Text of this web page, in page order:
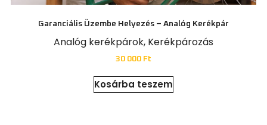
Garanciális Üzembe Helyezés – Analóg Kerékpár
Analóg kerékpárok, Kerékpározás
30 000 Ft
Kosárba teszem